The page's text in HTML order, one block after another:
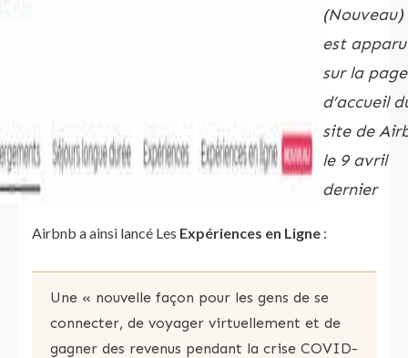
(Nouveau)
est apparu
sur la page
d’accueil
site de
le 9 avril
dernier
Airbnb a ainsi lancé Les Expériences en Ligne :
Une « nouvelle façon pour les gens de se
connecter, de voyager virtuellement et de
gagner des revenus pendant la crise COVID-